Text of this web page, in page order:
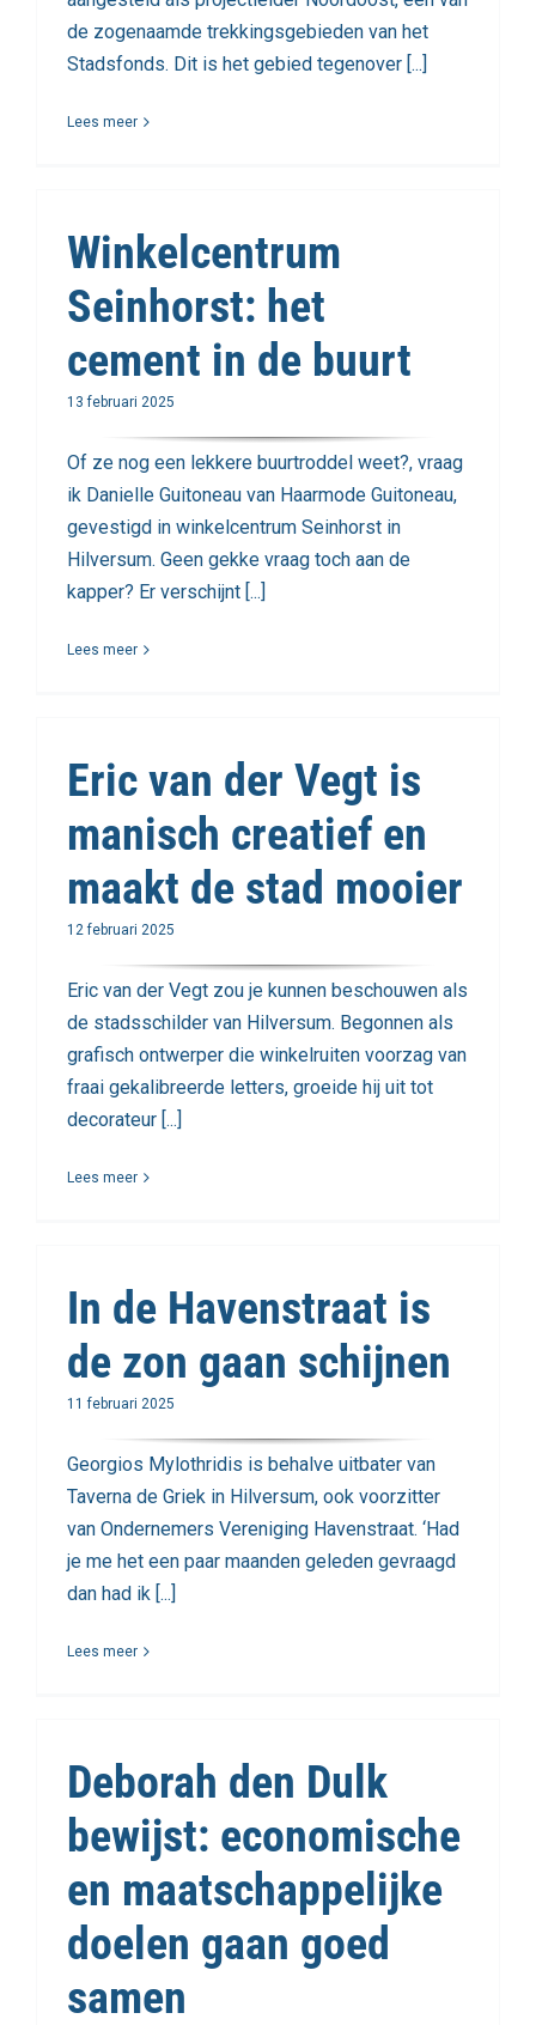
de zogenaamde trekkingsgebieden van het
Stadsfonds. Dit is het gebied tegenover [...]
Lees meer
Winkelcentrum
Seinhorst: het
cement in de buurt
13 februari 2025
Of ze nog een lekkere buurtroddel weet?, vraag
ik Danielle Guitoneau van Haarmode Guitoneau,
gevestigd in winkelcentrum Seinhorst in
Hilversum. Geen gekke vraag toch aan de
kapper? Er verschijnt [...]
Lees meer
Eric van der Vegt is
manisch creatief en
maakt de stad mooier
12 februari 2025
Eric van der Vegt zou je kunnen beschouwen als
de stadsschilder van Hilversum. Begonnen als
grafisch ontwerper die winkelruiten voorzag van
fraai gekalibreerde letters, groeide hij uit tot
decorateur [...]
Lees meer
In de Havenstraat is
de zon gaan schijnen
11 februari 2025
Georgios Mylothridis is behalve uitbater van
Taverna de Griek in Hilversum, ook voorzitter
van Ondernemers Vereniging Havenstraat. ‘Had
je me het een paar maanden geleden gevraagd
dan had ik [...]
Lees meer
Deborah den Dulk
bewijst: economische
en maatschappelijke
doelen gaan goed
samen